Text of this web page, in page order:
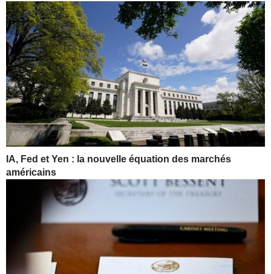
IA, Fed et Yen : la nouvelle équation des marchés
américains